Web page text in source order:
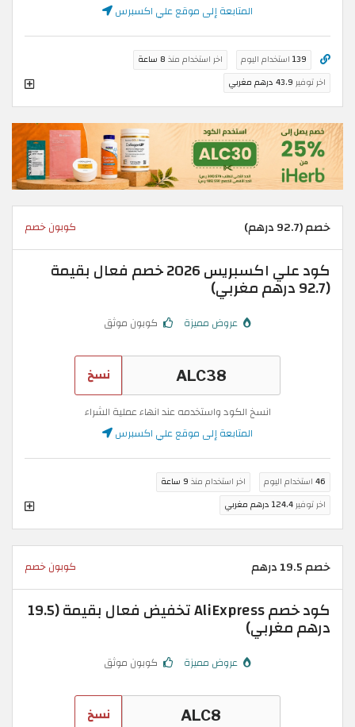
المتابعة إلى موقع علي اكسبرس
139 استخدام اليوم اخر استخدام منذ 8 ساعة
اخر توفير 43.9 درهم مغربي
خصم (92.7 درهم) كوبون خصم
كود علي اكسبريس 2026 خصم فعال بقيمة
(92.7 درهم مغربي)
عروض مميزة كوبون موثق
نسخ
انسخ الكود واستخدمه عند انهاء عملية الشراء
المتابعة إلى موقع علي اكسبرس
46 استخدام اليوم اخر استخدام منذ 9 ساعة
اخر توفير124.4 درهم مغربي
خصم 19.5 درهم كوبون خصم
كود خصم AliExpress تخفيض فعال بقيمة (19.5
درهم مغربي)
عروض مميزة كوبون موثق
نسخ